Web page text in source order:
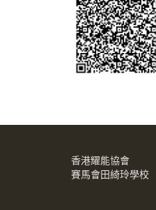
香港耀能協會
賽馬會田綺玲學校